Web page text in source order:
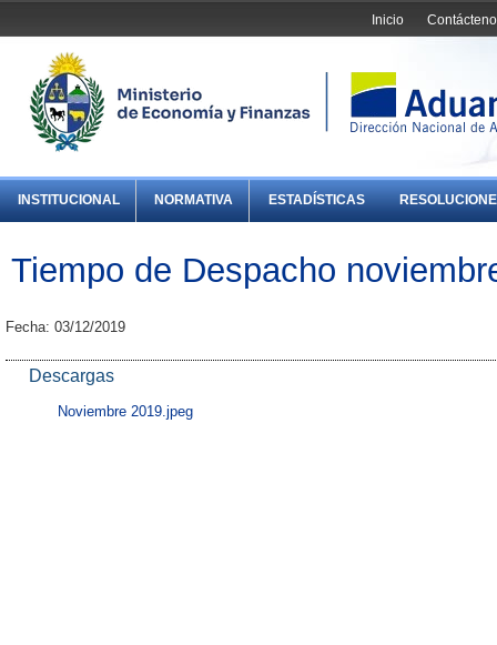
Inicio
INSTITUCIONAL NORMATIVA ESTADÍSTICAS
Tiempo de Despacho
Fecha: 03/12/2019
Descargas
Noviembre 2019.jpeg